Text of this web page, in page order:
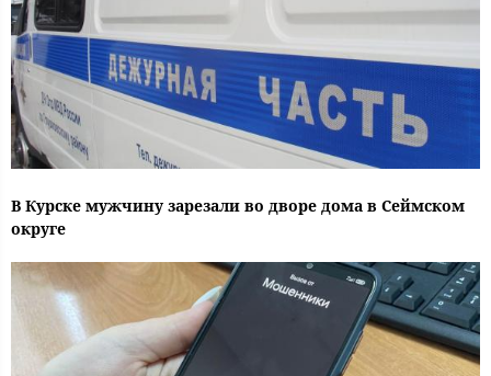
В Курске мужчину зарезали во дворе дома в Сеймском
округе